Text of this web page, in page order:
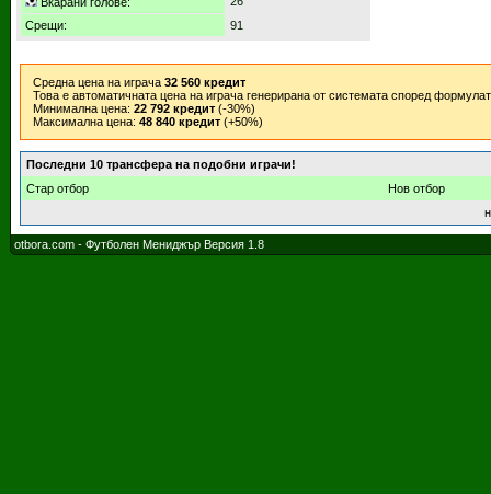
Срещи:
91
Средна цена на играча 32 560 кредит
Това е автоматичната цена на играча генерирана от системата според
Минимална цена: 22 792 кредит (-30%)
Максимална цена: 48 840 кредит (+50%)
Последни 10 трансфера на подобни играчи!
Стар отбор
Нов отбор
otbora.com - Футболен Мениджър Версия 1.8